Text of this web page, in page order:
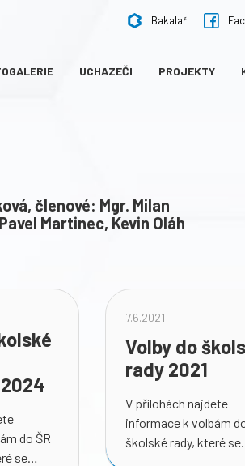
Bakalaři
UCHAZEČI PROJEKTY
členové: Mgr. Milan
Martinec, Kevin Oláh
do ŠR
se
7.6.2021
Volby do
rady 2021
V přílohách najdete
informace k volbám
školské rady, které se